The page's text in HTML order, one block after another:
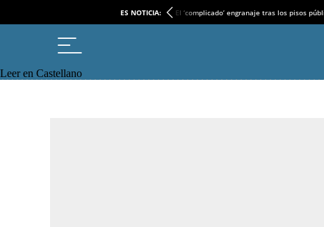
ES NOTICIA: El ‘complicado’ engranaje tras los pisos
Leer en Castellano